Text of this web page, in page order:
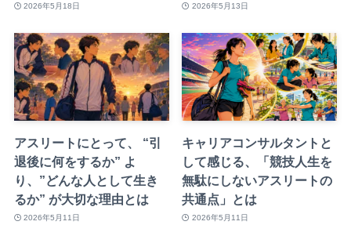
2026年5月18日 2026年5月13日
アスリートにとって、 “引
退後に何をするか” よ
り、”どんな人として生き
るか” が大切な理由とは
2026年5月11日
キャリアコンサルタントと
して感じる、「競技人生を
無駄にしないアスリートの
共通点」とは
2026年5月11日